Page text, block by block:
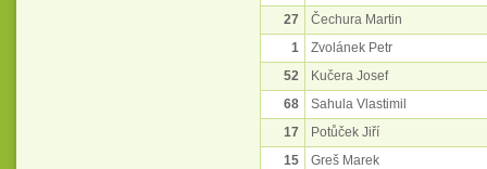
27
Čechura Martin
1
Zvolánek Petr
52
Kučera Josef
68
Sahula Vlastimil
17
Potůček Jiří
15
Greš Marek